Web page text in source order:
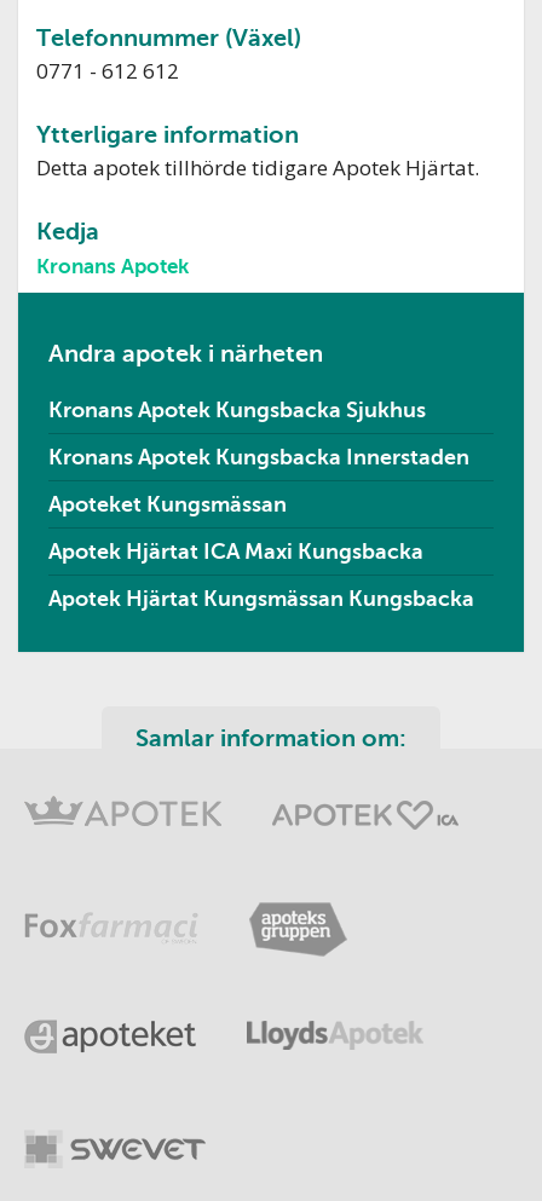
Telefonnummer (Växel)
0771 - 612 612
Ytterligare information
Detta apotek tillhörde tidigare Apotek Hjärtat.
Kedja
Kronans Apotek
Andra apotek i närheten
Kronans Apotek Kungsbacka Sjukhus
Kronans Apotek Kungsbacka Innerstaden
Apoteket Kungsmässan
Apotek Hjärtat ICA Maxi Kungsbacka
Apotek Hjärtat Kungsmässan Kungsbacka
Samlar information om: